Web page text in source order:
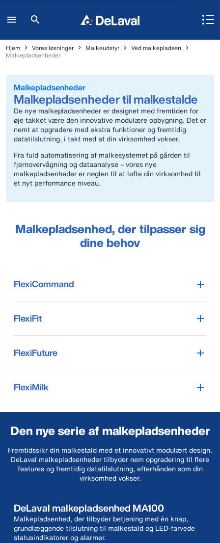
Hjem Vores løsninger Malkeudstyr
Ved malkepladsen
Malkepladsenheder
Malkepladsenheder
Malkepladsenheder til malkestalde
De nye malkepladsenheder er designet med fremtiden for
øje takket være den innovative modulære opbygning. Det er
nemt at opgradere med ekstra funktioner og fremtidig
datatilslutning, i takt med at din virksomhed vokser.
Fra fuld automatisering af malkesystemet på gården til
fjernovervågning og dataanalyse – vores nye
malkepladsenheder er nøglen til at løfte din virksomhed til
et nyt performance niveau.
Malkepladsenhed, der tilpasser sig
dine behov
FlexiCommand
FlexiFit
FlexiFuture
FlexiMilk
Den nye serie af malkepladsenheder
Fremtidssikr din malkestald med et innovativt modulært design.
DeLaval malkepladsenheder tilbyder nem opgradering til flere
features og fremtidig datatilslutning, efterhånden som din
virksomhed vokser.
DeLaval malkepladsenhed MA100
Malkepladsenhed, der tilbyder betjening med én knap,
grundlæggende tilslutning til malkestald og LED-farvede
statusindikatorer og alarmer.